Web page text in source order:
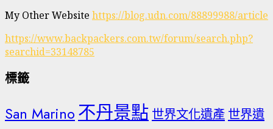
My Other Website https://blog.udn.com/88899988/article
https://www.backpackers.com.tw/forum/search.php?
searchid=33148785
標籤
San Marino 不丹景點 世界文化遺產 世界遺